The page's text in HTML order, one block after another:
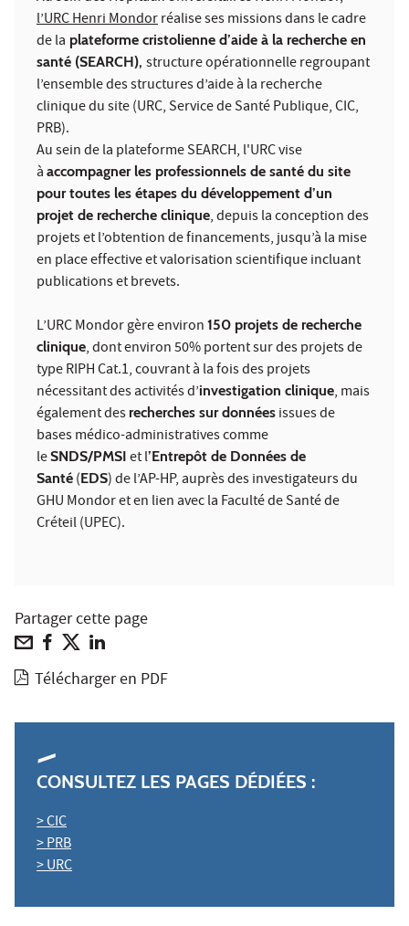
l’URC Henri Mondorréalise ses missions dans le cadre
de la plateforme cristolienne d’aide à la recherche en
santé (SEARCH), structure opérationnelle regroupant
l’ensemble des structures d’aide à la recherche
clinique du site (URC, Service de Santé Publique, CIC,
PRB).
Au sein de la plateforme SEARCH, l'URC vise
à accompagner les professionnels de santé du site
pour toutes les étapes du développement d’un
projet de recherche clinique, depuis la conception des
projets et l’obtention de financements, jusqu’à la mise
en place effective et valorisation scientifique incluant
publications et brevets.
L’URC Mondor gère environ 150 projets de recherche
clinique, dont environ 50% portent sur des projets de
type RIPH Cat.1, couvrant à la fois des projets
nécessitant des activités d’investigation clinique, mais
également des recherches sur données issues de
bases médico-administratives comme
leSNDS/PMSI et l’Entrepôt de Données de
Santé (EDS) de l’AP-HP, auprès des investigateurs du
GHU Mondor et en lien avec la Faculté de Santé de
Créteil (UPEC).
Partager cette page
Télécharger en PDF
CONSULTEZ LES PAGES DÉDIÉES :
> CIC
> PRB
> URC